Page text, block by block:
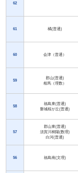
62
61 橘(普通)
60 会津（普通）
59
郡山(普通)
相馬（理数）
58
福島東(普通)
磐城桜が丘(普通)
57
郡山東(普通)
須賀川桐陽(数理)
白河(普通)
56 福島南(文理)